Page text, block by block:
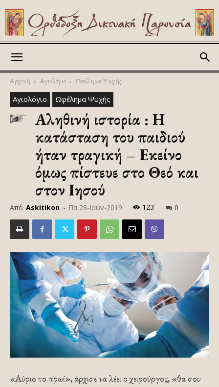
Αρχική Αγιολόγιο Ωφέλημα Ψυχής
Αγιολόγιο Ωφέλημα Ψυχής
Αληθινή ιστορία : Η
κατάσταση του παιδιού
ήταν τραγική – Εκείνο
όμως πίστευε στο Θεό και
στον Ιησού
Από Askitikon - Πα 28-Ιούν-2019 123 0
«Αύριο το πρωί», άρχισε να λέει ο χειρούργος, «θα σου